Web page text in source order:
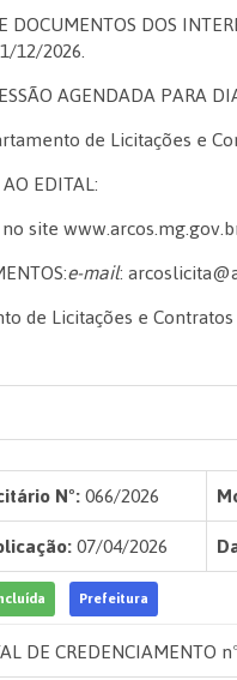
DOCUMENTOS DOS
12/2026.
AGENDADA PARA
de Licitações e
EDITAL:
site
e-mail:
de Licitações e
Nº:066/2026
07/04/2026
Prefeitura
DE CREDENCIAMENTO